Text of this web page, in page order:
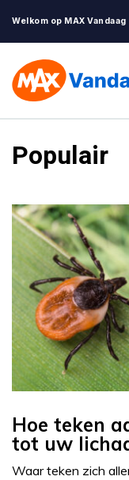
Welkom op MAX Vandaag
Populair
Hoe teken
tot uw
Waar teken zich